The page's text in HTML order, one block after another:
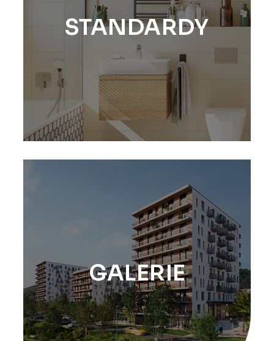
STANDARDY
GALERIE